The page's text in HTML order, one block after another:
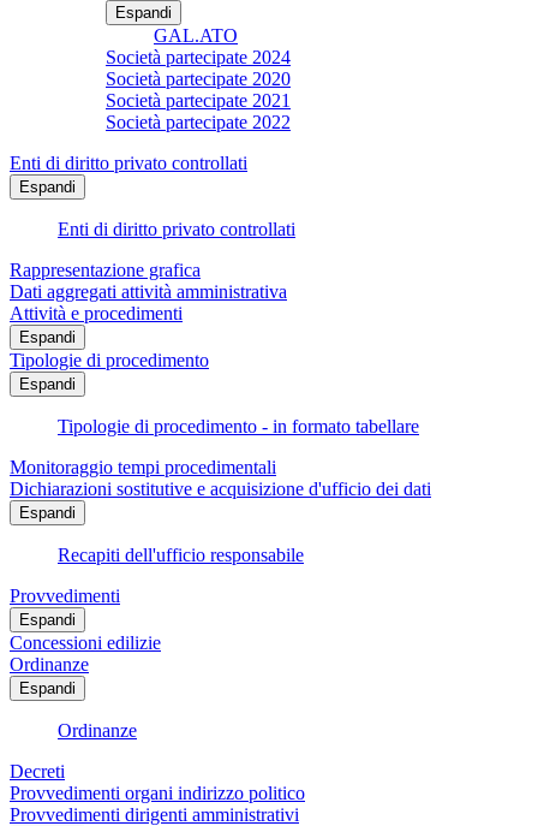
Espandi
GAL.ATO
Società partecipate 2024
Società partecipate 2020
Società partecipate 2021
Società partecipate 2022
Enti di diritto privato controllati
Espandi
Enti di diritto privato controllati
Rappresentazione grafica
Dati aggregati attività amministrativa
Attività e procedimenti
Espandi
Tipologie di procedimento
Espandi
Tipologie di procedimento - in formato tabellare
Monitoraggio tempi procedimentali
Dichiarazioni sostitutive e acquisizione d'ufficio dei dati
Espandi
Recapiti dell'ufficio responsabile
Provvedimenti
Espandi
Concessioni edilizie
Ordinanze
Espandi
Ordinanze
Decreti
Provvedimenti organi indirizzo politico
Provvedimenti dirigenti amministrativi